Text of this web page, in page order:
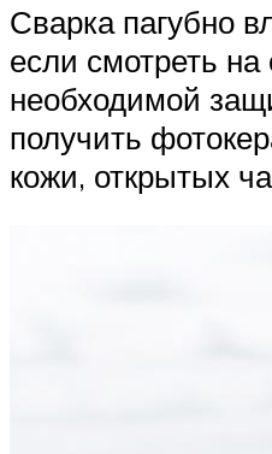
Сварка пагубно
если смотреть на
необходимой
получить
кожи, открытых